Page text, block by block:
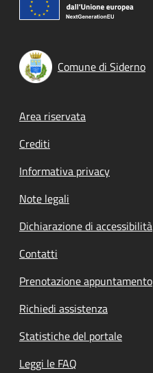
Comune di Siderno
Footer menu
Area riservata
Crediti
Informativa privacy
Note legali
Dichiarazione di accessibilità
Contatti
Prenotazione appuntamento
Richiedi assistenza
Statistiche del portale
Leggi le FAQ